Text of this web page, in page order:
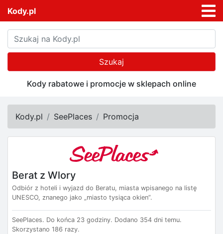
Kody.pl
Szukaj
Kody rabatowe i promocje w sklepach online
Kody.pl SeePlaces Promocja
Berat z Wlory
Odbiór z hoteli i wyjazd do Beratu, miasta wpisanego na listę
UNESCO, znanego jako „miasto tysiąca okien”.
SeePlaces. Do końca 23 godziny. Dodano 354 dni temu.
Skorzystano 186 razy.